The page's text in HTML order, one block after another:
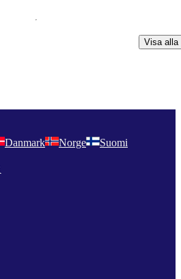
Visa alla
Danmark Norge Suomi